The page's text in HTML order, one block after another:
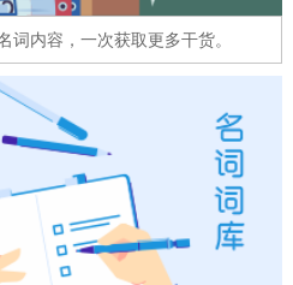
국어 日本語
العربية PORTUGUÊS
内容，一次获取更多干货。